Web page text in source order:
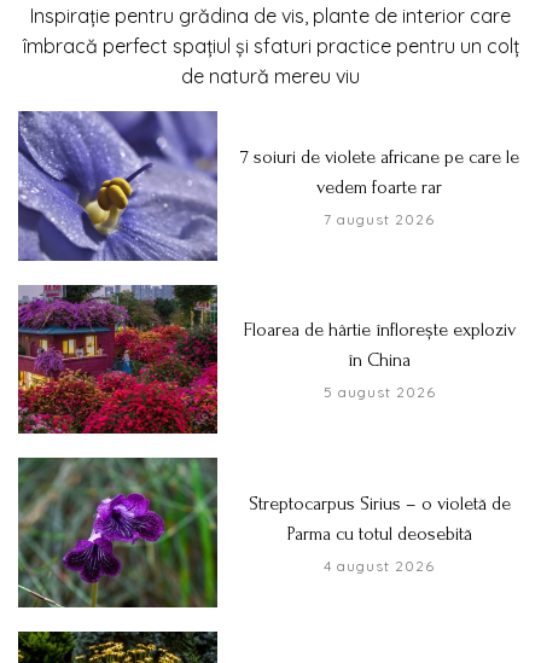
Inspirație pentru grădina de vis, plante de interior care
îmbracă perfect spațiul și sfaturi practice pentru un colț
de natură mereu viu
7 soiuri de violete africane pe care le
vedem foarte rar
7 august 2026
Floarea de hârtie înflorește exploziv
în China
5 august 2026
Streptocarpus Sirius – o violetă de
Parma cu totul deosebită
4 august 2026